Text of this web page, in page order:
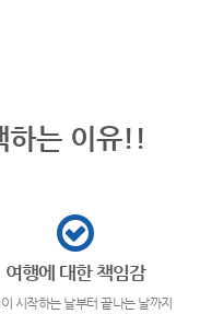
하는 이유!!
여행에 대한 책임감
시작하는 날부터 끝나는 날까지